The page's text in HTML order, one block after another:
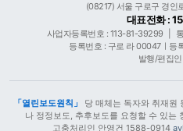
(08217) 서울 구로구 경인
대표전화 :
사업자등록번호 : 113-81-39299
등록번호 : 구로 라 00047ㅣ등
발행/편집
「열린보도원칙」
당 매체는 독자와 취재원
나 정정보도, 추후보도를 요청할 수 있는
고충처리인 안영건 1588-0914